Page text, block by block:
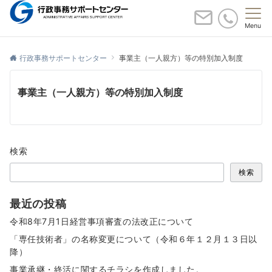
Menu
行政事務サポートセンター 事業主（一人親方）等の特別加入制度
事業主（一人親方）等の特別加入制度
検索
検索
最近の投稿
令和8年7月1日経営事項審査の法改正について
「専任技術者」の名称変更について（令和６年１２月１３日以
降）
事業承継・終活に関するチラシを作成しました。